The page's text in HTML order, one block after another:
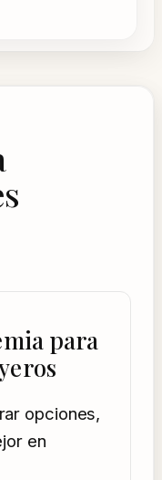
para
opciones,
en